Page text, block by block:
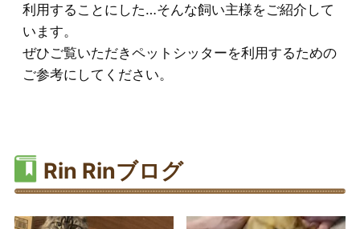
利用することにした…そんな飼い主様をご紹介して
います。
ぜひご覧いただきペットシッターを利用するための
ご参考にしてください。
Rin Rinブログ